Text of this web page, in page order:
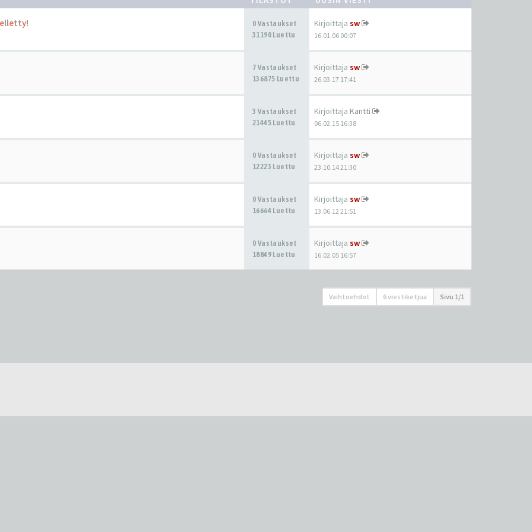
0 Vastaukset
31190 Luettu
Kirjoittaja sw
16.01.06 00:07
7 Vastaukset
136875 Luettu
Kirjoittaja sw
26.03.17 17:41
3 Vastaukset
21445 Luettu
Kirjoittaja Kantti
06.02.15 16:38
0 Vastaukset
12223 Luettu
Kirjoittaja sw
23.10.14 21:30
0 Vastaukset
16664 Luettu
Kirjoittaja sw
13.06.12 21:51
0 Vastaukset
18849 Luettu
Kirjoittaja sw
16.02.05 16:57
Vaihtoehdot 6 viestiketjua Sivu 1 /1